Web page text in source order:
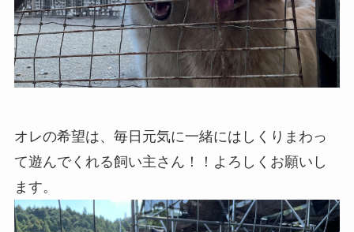
オレの希望は、毎日元気に一緒にはしくりまわっ
て遊んでくれる飼い主さん！！よろしくお願いし
ます。